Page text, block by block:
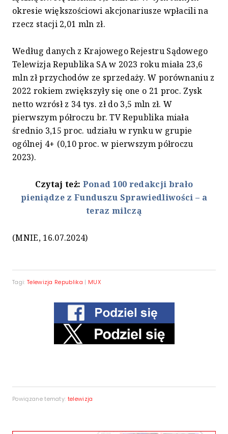
okresie większościowi akcjonariusze wpłacili na
rzecz stacji 2,01 mln zł.
Według danych z Krajowego Rejestru Sądowego
Telewizja Republika SA w 2023 roku miała 23,6
mln zł przychodów ze sprzedaży. W porównaniu z
2022 rokiem zwiększyły się one o 21 proc. Zysk
netto wzrósł z 34 tys. zł do 3,5 mln zł. W
pierwszym półroczu br. TV Republika miała
średnio 3,15 proc. udziału w rynku w grupie
ogólnej 4+ (0,10 proc. w pierwszym półroczu
2023).
Czytaj też: Ponad 100 redakcji brało
pieniądze z Funduszu Sprawiedliwości – a
teraz milczą
(MNIE, 16.07.2024)
Tagi: Telewizja Republika | MUX
Powiązane tematy: telewizja